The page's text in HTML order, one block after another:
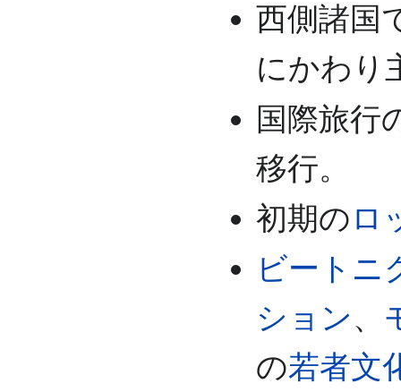
西側諸国
にかわり
国際旅行
移行。
初期の ロ
ビートニ
ション、
の若者文